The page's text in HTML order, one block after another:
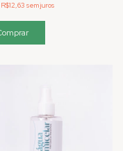
R$12,63 sem juros